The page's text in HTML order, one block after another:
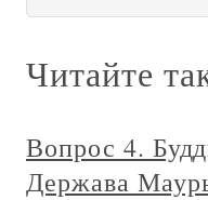
Читайте
Вопрос 4.
Держава